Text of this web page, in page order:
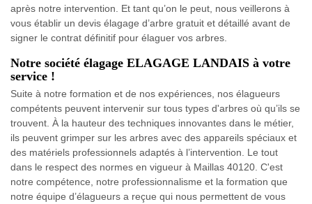
après notre intervention. Et tant qu’on le peut, nous veillerons à
vous établir un devis élagage d’arbre gratuit et détaillé avant de
signer le contrat définitif pour élaguer vos arbres.
Notre société élagage ELAGAGE LANDAIS à votre
service !
Suite à notre formation et de nos expériences, nos élagueurs
compétents peuvent intervenir sur tous types d'arbres où qu’ils se
trouvent. À la hauteur des techniques innovantes dans le métier,
ils peuvent grimper sur les arbres avec des appareils spéciaux et
des matériels professionnels adaptés à l’intervention. Le tout
dans le respect des normes en vigueur à Maillas 40120. C'est
notre compétence, notre professionnalisme et la formation que
notre équipe d’élagueurs a reçue qui nous permettent de vous